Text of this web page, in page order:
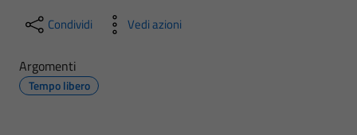
Condividi Vedi azioni
Argomenti
Tempo libero